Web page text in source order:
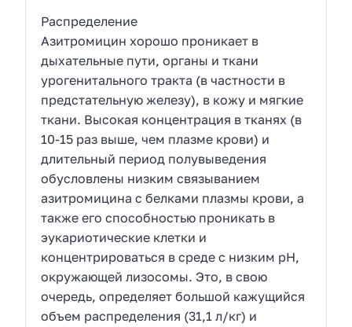
Распределение
Азитромицин хорошо проникает в
дыхательные пути, органы и ткани
урогенитального тракта (в частности в
предстательную железу), в кожу и мягкие
ткани. Высокая концентрация в тканях (в
10-15 раз выше, чем плазме крови) и
длительный период полувыведения
обусловлены низким связыванием
азитромицина с белками плазмы крови, а
также его способностью проникать в
эукариотические клетки и
концентрироваться в среде с низким pH,
окружающей лизосомы. Это, в свою
очередь, определяет большой кажущийся
объем распределения (31,1 л/кг) и